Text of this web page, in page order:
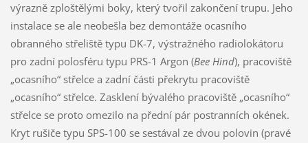
výrazně zploštělými boky, který tvořil zakončení trupu. Jeho
instalace se ale neobešla bez demontáže ocasního
obranného střeliště typu DK-7, výstražného radiolokátoru
pro zadní polosféru typu PRS-1 Argon (Bee Hind), pracoviště
„ocasního“ střelce a zadní části překrytu pracoviště
„ocasního“ střelce. Zasklení bývalého pracoviště „ocasního“
střelce se proto omezilo na přední pár postranních okének.
Kryt rušiče typu SPS-100 se sestával ze dvou polovin (pravé